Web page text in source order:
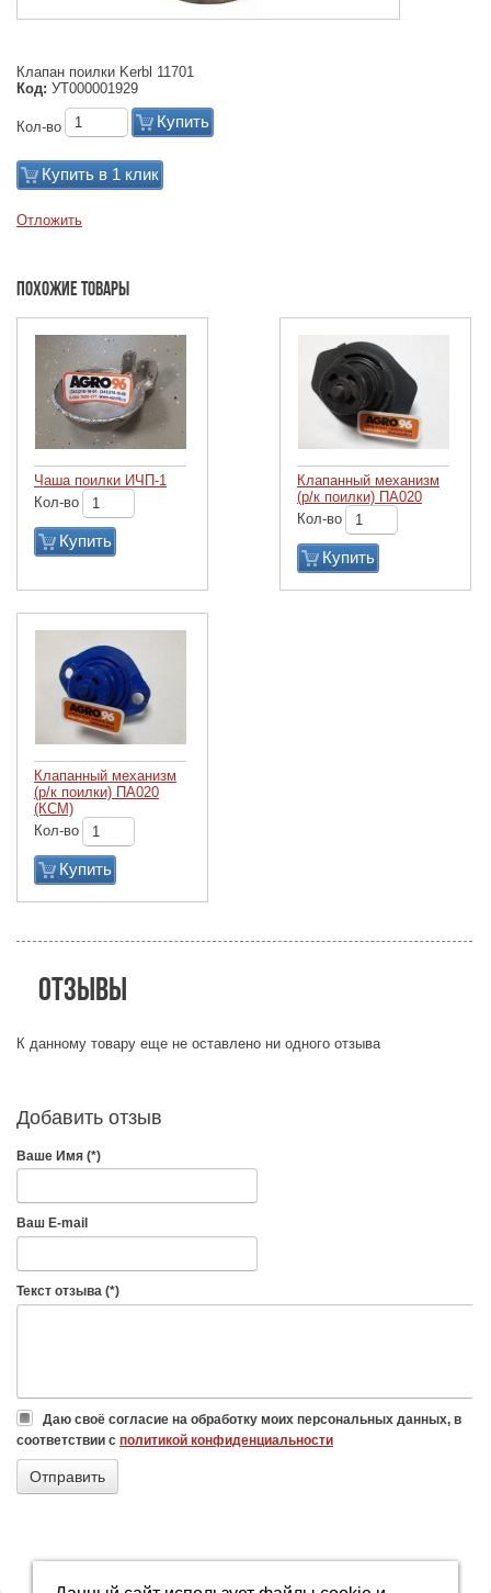
Клапан поилки Kerbl 11701
Код: УТ000001929
Кол-во Купить
Купить в 1 клик
Отложить
Похожие товары
Чаша поилки ИЧП-1
Кол-во
Купить
Клапанный механизм
(р/к поилки) ПА020
Кол-во
Купить
Клапанный механизм
(р/к поилки) ПА020
(КСМ)
Кол-во
Купить
Отзывы
К данному товару еще не оставлено ни одного отзыва
Добавить отзыв
Ваше Имя (*)
Ваш E-mail
Текст отзыва (*)
Даю своё согласие на обработку моих персональных данных, в
соответствии с политикой конфиденциальности